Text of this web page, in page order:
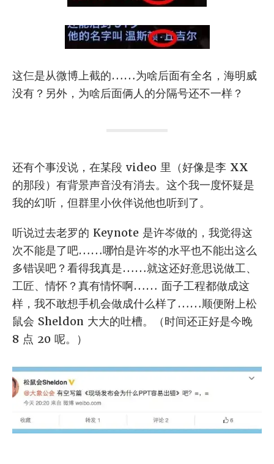
这仨是从微博上截的……为啥后面有全名，海明威
没有？另外，为啥后面俩人的分隔号还不一样？
还有个事没说，在某段 video 里（好像是李 XX
的那段）有背景声音没有消去。这个我一度怀疑是
我的幻听，但群里小伙伴说他也听到了。
听说过去老罗的 Keynote 是许岑做的，我觉得这
次不能是了吧……哪怕是许岑的水平也不能出这么
多错误吧？看得我真是……就这还好意思说做工、
工匠、情怀？真有情怀啊…… 面子工程都做成这
样，我不敢想手机会做成什么样了……顺便附上松
鼠会 Sheldon 大大的吐槽。（时间还正好是今晚
8 点 20 呢。）